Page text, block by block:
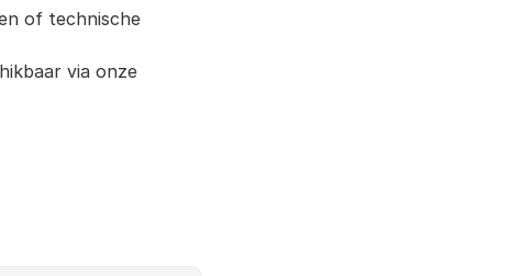
of technische